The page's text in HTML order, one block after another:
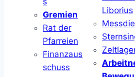
Gremien
Rat der
Pfarreien
Finanzaus
schuss
Liborius